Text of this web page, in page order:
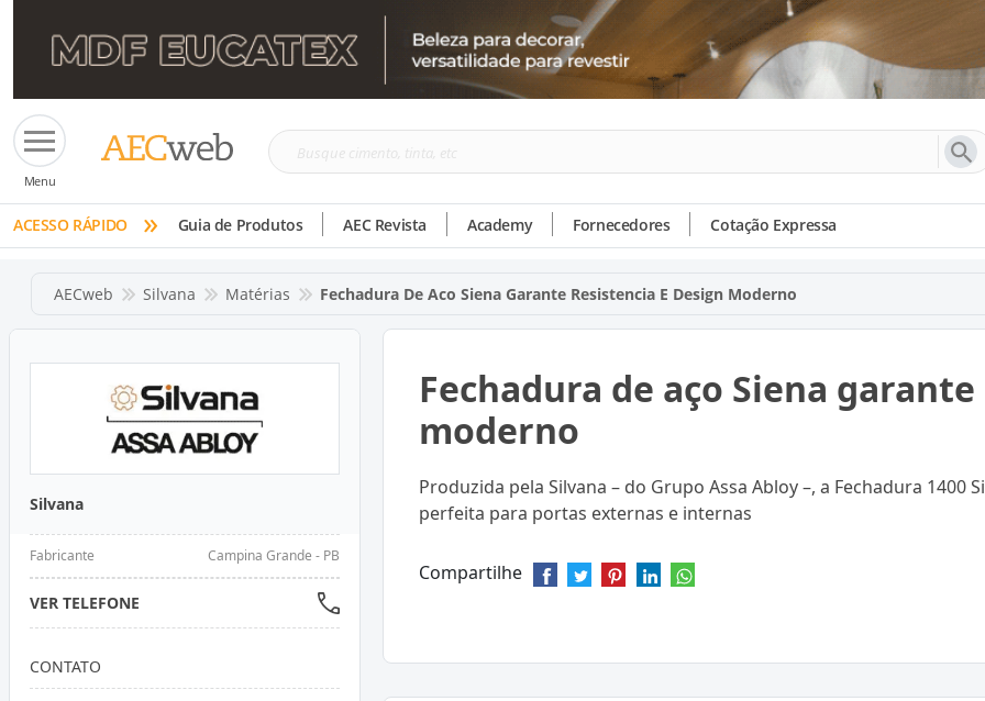
Menu
Busque
tinta,
etc
ACESSO RÁPIDO » Guia de Produtos AEC Revista Academy Fornecedores Cotação Expressa
AECweb Silvana Matérias Fechadura De Aco Siena Garante Resistencia E Design Moderno
Silvana
Fabricante Campina Grande - PB
VER TELEFONE
CONTATO
Fechadura de aço Siena
moderno
Produzida pela Silvana – do Grupo Assa Abloy –, a Fechadura
perfeita para portas externas e internas
Compartilhe